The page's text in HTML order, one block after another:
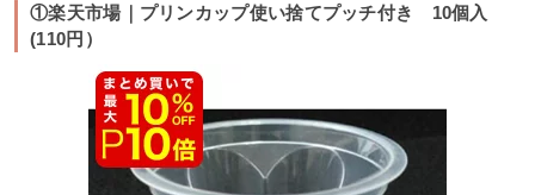
①楽天市場｜プリンカップ使い捨てプッチ付き 10個入
(110円）